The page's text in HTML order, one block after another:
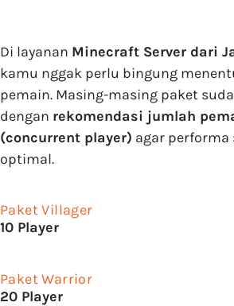
Di layanan Minecraft Server dari
kamu nggak perlu bingung
pemain. Masing-masing paket
dengan rekomendasi jumlah
(concurrent player) agar performa
optimal.
Paket Villager
10 Player
Paket Warrior
20 Player